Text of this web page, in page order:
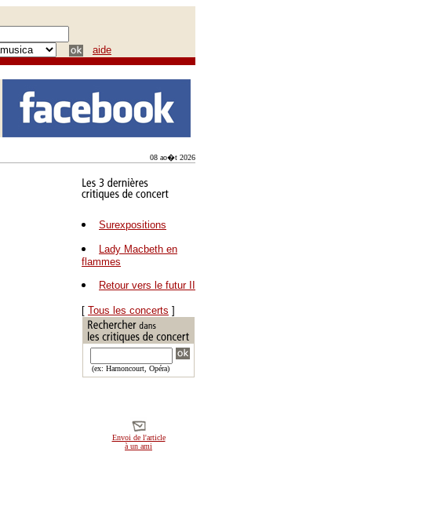
aide
08 ao�t 2026
Surexpositions
Lady Macbeth en
flammes
Retour vers le futur II
[ Tous les concerts ]
(ex: Harnoncourt, Opéra)
Envoi de l'article
à un ami